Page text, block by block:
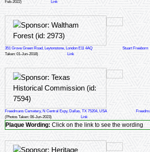
Feb-2022)
Link
351 Grove Green Road, Leytonstone, London E11 4AQ Stuart Freeborn
Taken: 01-Jun-2018)
Link
Freedmans Cemetery, N Central Expy, Dallas, TX 75204, USA
(Photos Taken: 06-Jun-2023)
Link
Plaque Wording: Click on the link to see the wording